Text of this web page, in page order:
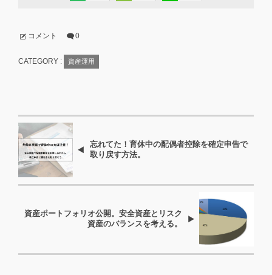
コメント 0
CATEGORY : 資産運用
忘れてた！育休中の配偶者控除を確定申告で
取り戻す方法。
資産ポートフォリオ公開。安全資産とリスク
資産のバランスを考える。